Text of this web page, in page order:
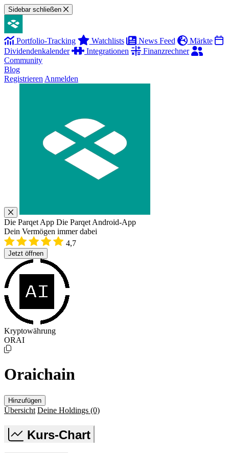
Sidebar schließen
Portfolio-Tracking Watchlists News Feed
Märkte
Dividendenkalender
Integrationen
Finanzrechner
Community
Blog
Registrieren Anmelden
Die Parqet App Die Parqet Android-App
Dein Vermögen immer dabei
4,7
Jetzt öffnen
Kryptowährung
ORAI
Oraichain
Hinzufügen
Übersicht Deine Holdings (0)
Kurs-Chart